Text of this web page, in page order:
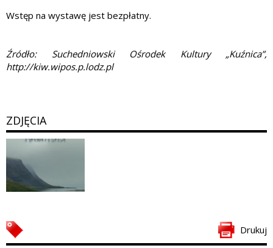
Wstęp na wystawę jest bezpłatny.
Źródło: Suchedniowski Ośrodek Kultury „Kuźnica”,
http://kiw.wipos.p.lodz.pl
ZDJĘCIA
Drukuj